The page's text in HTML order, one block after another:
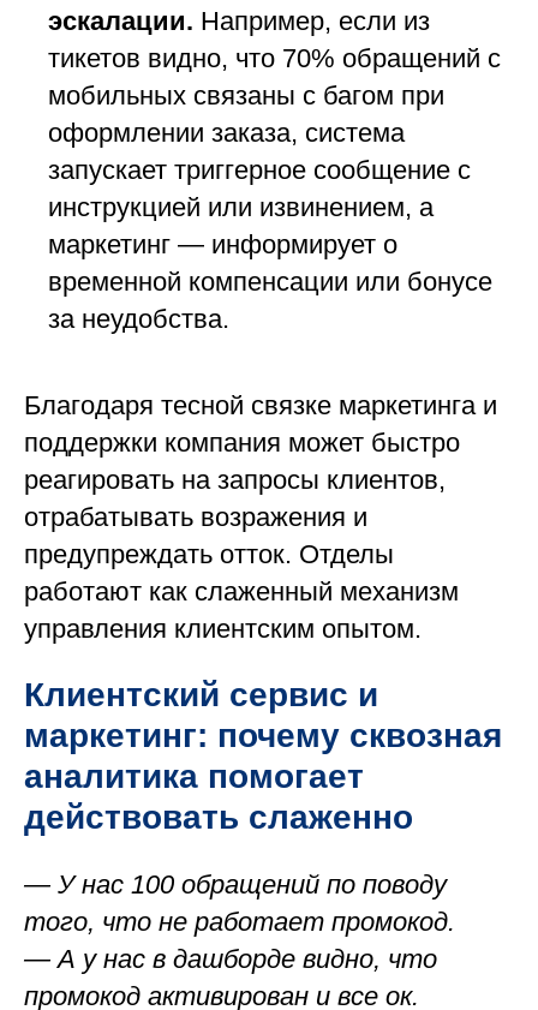
эскалации. Например, если из
тикетов видно, что 70% обращений с
мобильных связаны с багом при
оформлении заказа, система
запускает триггерное сообщение с
инструкцией или извинением, а
маркетинг — информирует о
временной компенсации или бонусе
за неудобства.
Благодаря тесной связке маркетинга и
поддержки компания может быстро
реагировать на запросы клиентов,
отрабатывать возражения и
предупреждать отток. Отделы
работают как слаженный механизм
управления клиентским опытом.
Клиентский сервис и
маркетинг: почему сквозная
аналитика помогает
действовать слаженно
— У нас 100 обращений по поводу
того, что не работает промокод.
— А у нас в дашборде видно, что
промокод активирован и все ок.